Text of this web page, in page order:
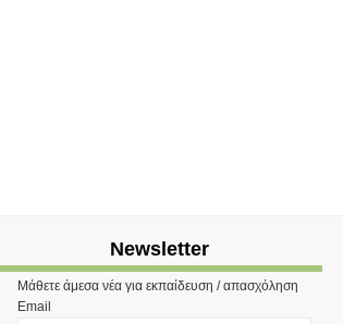
Newsletter
Μάθετε άμεσα νέα για εκπαίδευση / απασχόληση
Email